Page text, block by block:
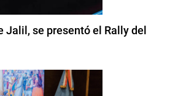
Jalil, se presentó el Rally del